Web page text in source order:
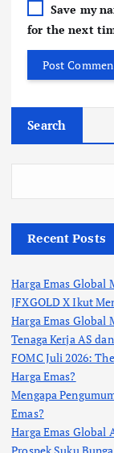
Save my
for the next
Search
Recent Posts
Harga Emas Global
JFXGOLD X Ikut
Harga Emas Global
Tenaga Kerja AS
FOMC Juli 2026:
Harga Emas?
Mengapa
Emas?
Harga Emas Global